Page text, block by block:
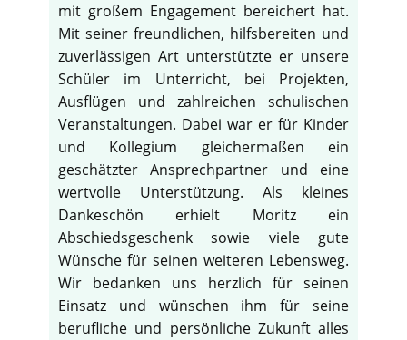
mit großem Engagement bereichert hat.
Mit seiner freundlichen, hilfsbereiten und
zuverlässigen Art unterstützte er unsere
Schüler im Unterricht, bei Projekten,
Ausflügen und zahlreichen schulischen
Veranstaltungen. Dabei war er für Kinder
und Kollegium gleichermaßen ein
geschätzter Ansprechpartner und eine
wertvolle Unterstützung. Als kleines
Dankeschön erhielt Moritz ein
Abschiedsgeschenk sowie viele gute
Wünsche für seinen weiteren Lebensweg.
Wir bedanken uns herzlich für seinen
Einsatz und wünschen ihm für seine
berufliche und persönliche Zukunft alles